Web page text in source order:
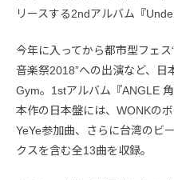
リースする2ndアルバム『
今年に入ってから都市型フェス
音楽祭2018”への出演など、
Gym。1stアルバム『ANGLE
本作の日本盤には、WONKの
YeYe参加曲、さらに台湾のビ
クスを含む全13曲を収録。